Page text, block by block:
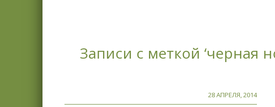
Записи с меткой ‘черная
28 АПРЕЛЯ, 2014